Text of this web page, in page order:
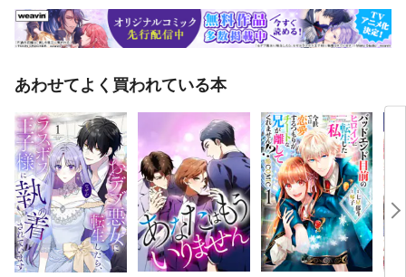
あわせてよく買われている本